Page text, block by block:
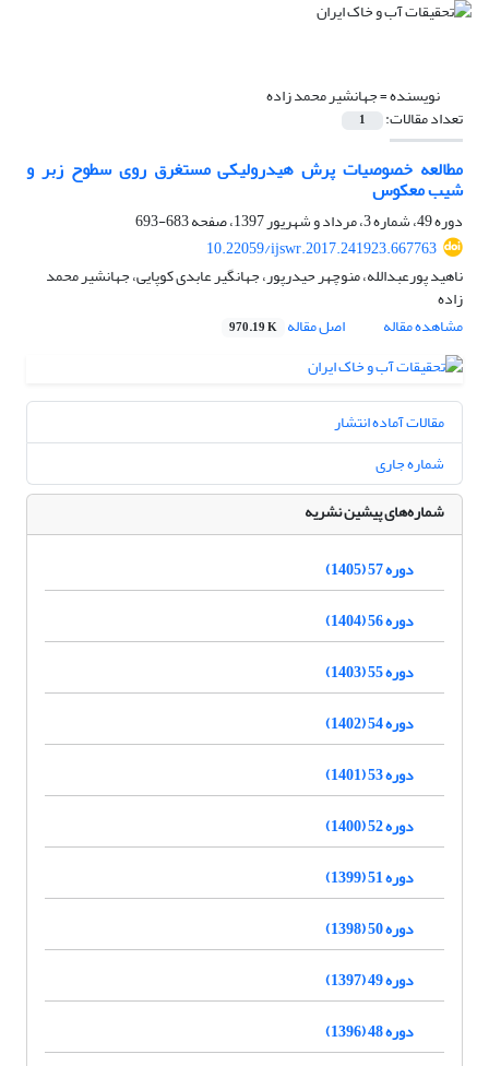
نویسنده =جهانشیر محمد زاده
تعداد مقالات: 1
مطالعه خصوصیات پرش هیدرولیکی مستغرق روی سطوح زبر و
شیب معکوس
دوره 49، شماره 3، مرداد و شهریور 1397، صفحه
683-693
10.22059/ijswr.2017.241923.667763
ناهید پورعبدالله، منوچهر حیدرپور، جهانگیر عابدی کوپایی، جهانشیر محمد
زاده
مشاهده مقاله
اصل مقاله 970.19 K
مقالات آماده انتشار
شماره جاری
شماره‌های پیشین نشریه
دوره 57 (1405)
دوره 56 (1404)
دوره 55 (1403)
دوره 54 (1402)
دوره 53 (1401)
دوره 52 (1400)
دوره 51 (1399)
دوره 50 (1398)
دوره 49 (1397)
دوره 48 (1396)